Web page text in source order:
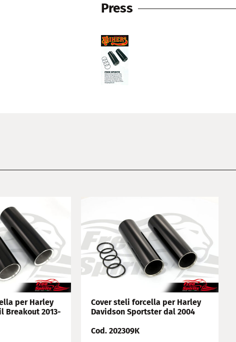
Press
per Harley
Breakout 2013-
Cover steli forcella per Harley
Davidson Sportster dal 2004
Cod. 202309K